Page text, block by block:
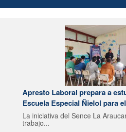
Apresto Laboral prepara a
Escuela Especial Ñielol para
La iniciativa del Sence La
trabajo...